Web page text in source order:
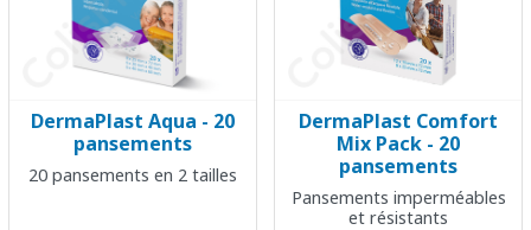
DermaPlast Aqua - 20
pansements
20 pansements en 2 tailles
DermaPlast Comfort
Mix Pack - 20
pansements
Pansements imperméables
et résistants